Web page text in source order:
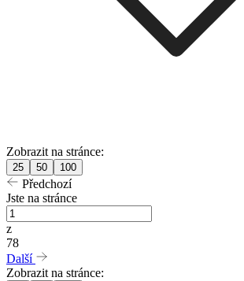
Zobrazit na stránce:
25 50 100
Předchozí
Jste na stránce
z
78
Další
Zobrazit na stránce: